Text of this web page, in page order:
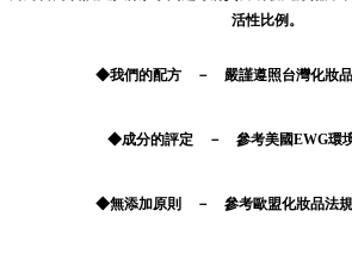
活性比例。
◆我們的配方 － 嚴謹遵照台灣化妝品
◆成分的評定 － 參考美國EWG環
◆無添加原則 － 參考歐盟化妝品法規